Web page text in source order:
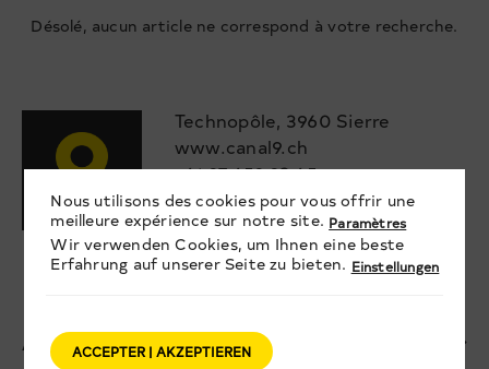
Désolé, aucun article ne correspond à votre recherche.
Technopôle, 3960 Sierre
www.canal9.ch
+41 27 452 23 45
info@canal9.ch
journalistes@canal9.ch
publicite@canal9.ch
Actualités
Nous utilisons des cookies pour vous offrir une
meilleure expérience sur notre site. Paramètres
Wir verwenden Cookies, um Ihnen eine beste
Erfahrung auf unserer Seite zu bieten. Einstellungen
ACCEPTER | AKZEPTIEREN